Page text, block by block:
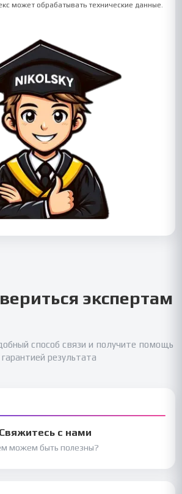
может обрабатывать технические данные.
экспертам
способ связи и получите помощь
гарантией результата
Свяжитесь с нами
можем быть полезны?